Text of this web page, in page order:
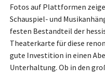
Fotos auf Plattformen
Schauspiel- und
festen Bestandteil der
Theaterkarte für diese
gute Investition in einen
Unterhaltung. Ob in den